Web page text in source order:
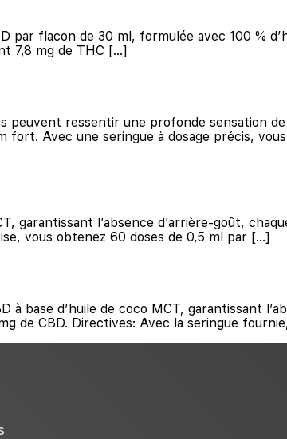
par flacon de 30 ml, formulée avec 100 %
7,8 mg de THC […]
peuvent ressentir une profonde sensation
fort. Avec une seringue à dosage précis,
garantissant l’absence d’arrière-goût,
vous obtenez 60 doses de 0,5 ml par […]
base d’huile de coco MCT, garantissant
de CBD. Directives: Avec la seringue